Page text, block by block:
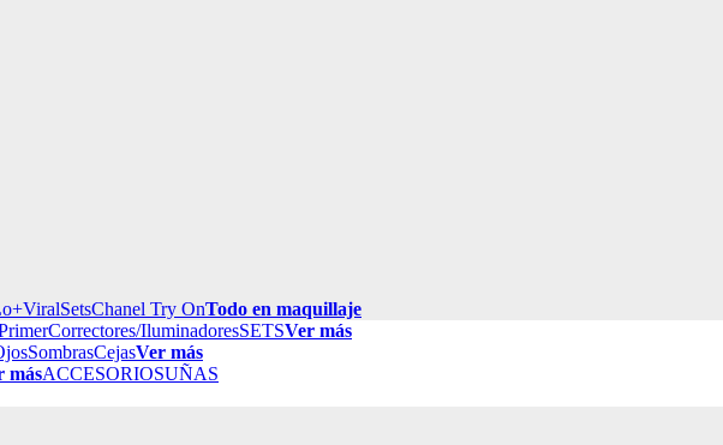
SetsChanel Try OnTodo en maquillaje
Correctores/IluminadoresSETSVer más
SombrasCejasVer más
másACCESORIOSUÑAS